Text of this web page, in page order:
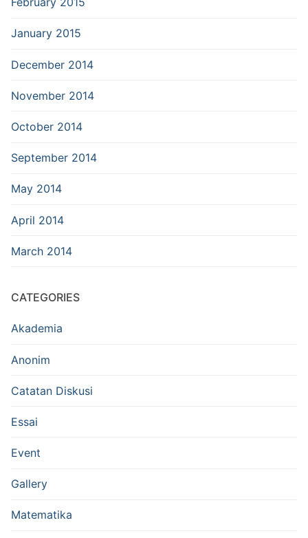
January 2015
December 2014
November 2014
October 2014
September 2014
May 2014
April 2014
March 2014
CATEGORIES
Akademia
Anonim
Catatan Diskusi
Essai
Event
Gallery
Matematika